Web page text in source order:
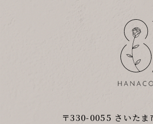
〒330-0055 さいたま